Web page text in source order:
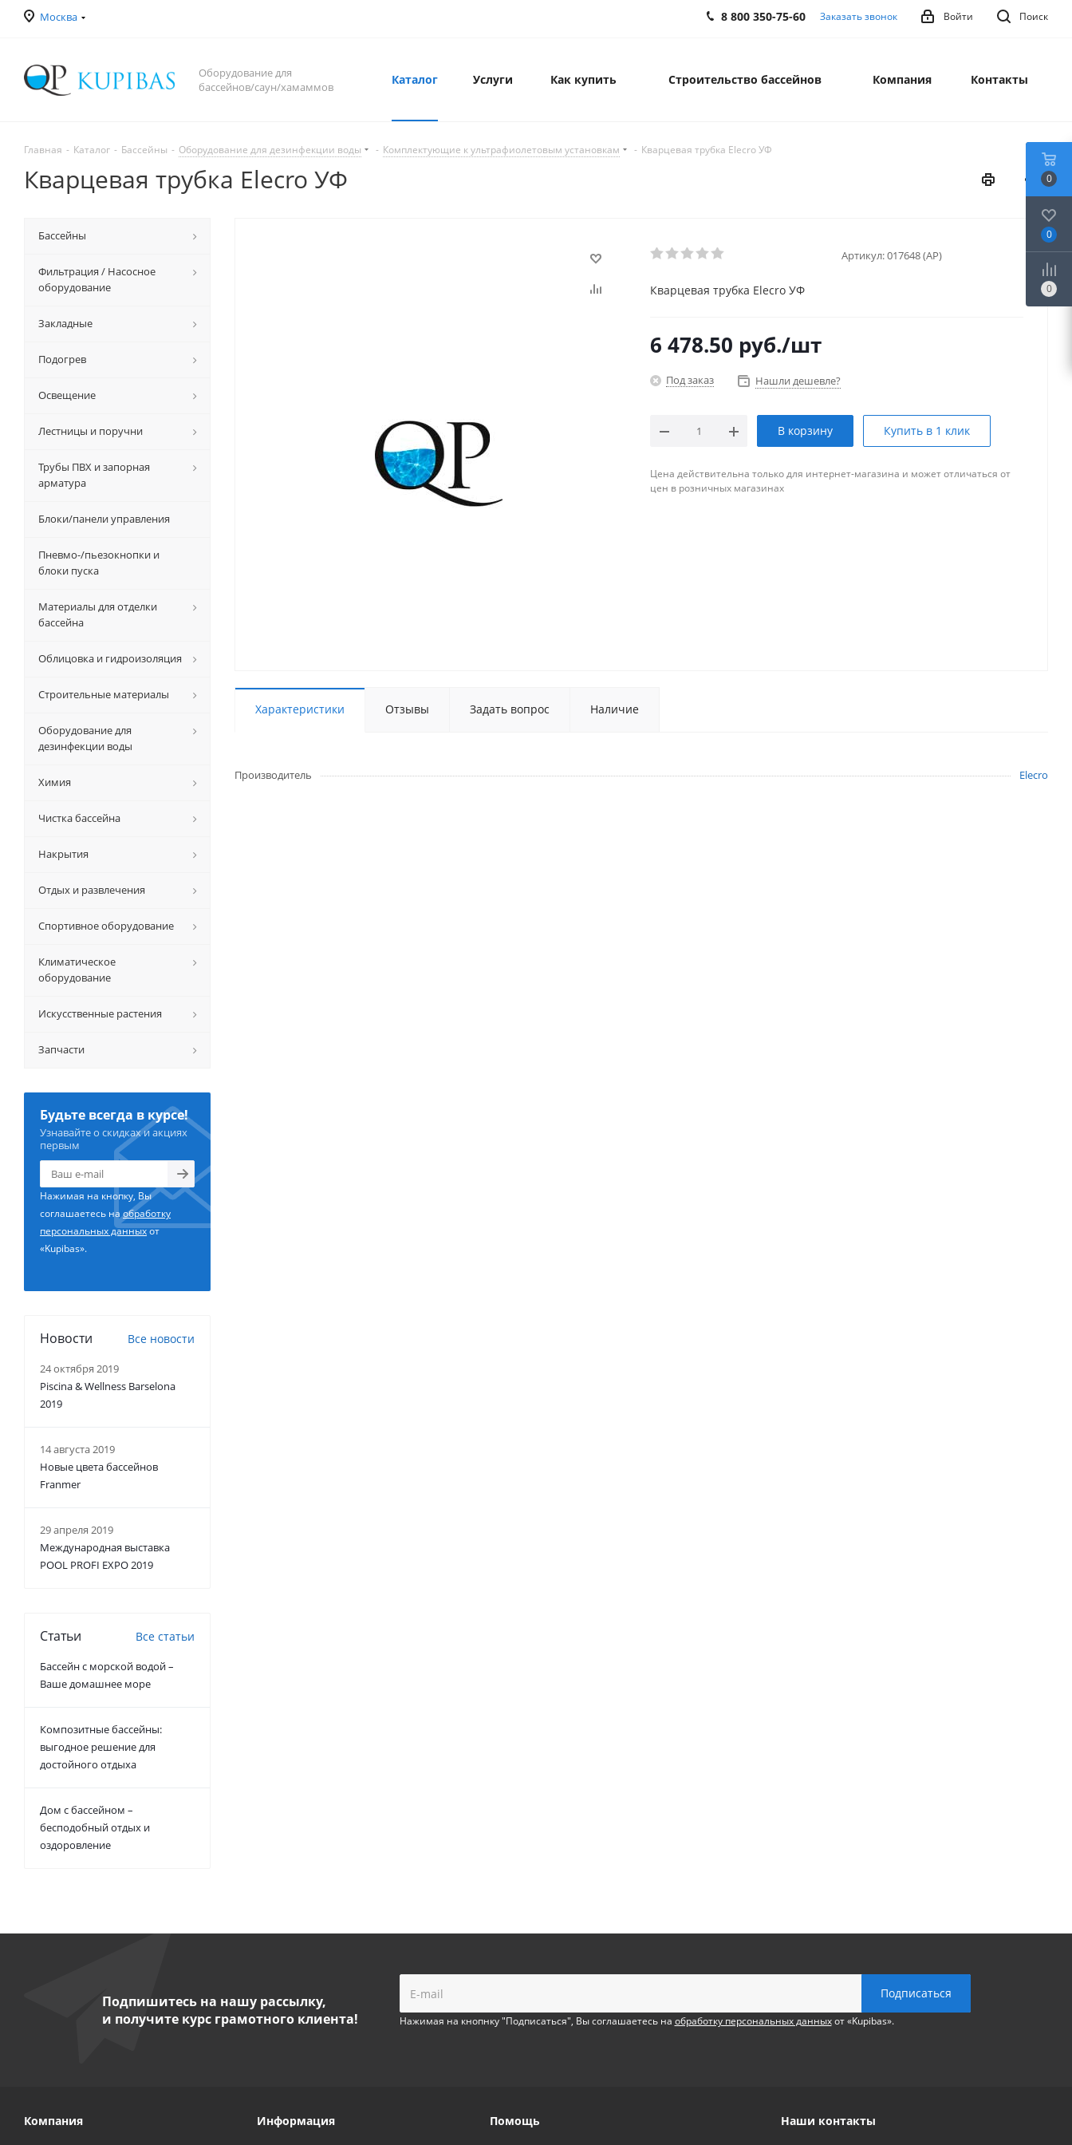
Москва Поиск
Войти
8 800 350-75-60 Заказать звонок
Оборудование для
бассейнов/саун/хамаммов
Каталог Услуги Как купить Строительство бассейнов Компания Контакты
Главная - Каталог - Бассейны - Оборудование для дезинфекции воды - Комплектующие к ультрафиолетовым установкам - Кварцевая трубка Elecro УФ
Кварцевая трубка Elecro УФ
Артикул:017648 (AP)
Кварцевая трубка Elecro УФ
6 478.50 руб./шт
Под заказ Нашли дешевле?
В корзину Купить в 1 клик
Цена действительна только для интернет-магазина и может отличаться от
цен в розничных магазинах
Характеристики Отзывы Задать вопрос Наличие
Производитель Elecro
Бассейны
Фильтрация / Насосное
оборудование
Закладные
Подогрев
Освещение
Лестницы и поручни
Трубы ПВХ и запорная
арматура
Блоки/панели управления
Пневмо-/пьезокнопки и
блоки пуска
Материалы для отделки
бассейна
Облицовка и гидроизоляция
Строительные материалы
Оборудование для
дезинфекции воды
Химия
Чистка бассейна
Накрытия
Отдых и развлечения
Спортивное оборудование
Климатическое
оборудование
Искусственные растения
Запчасти
Будьте всегда в курсе!
Узнавайте о скидках и акциях
первым
Нажимая на кнопку, Вы
соглашаетесь наобработку
персональных данныхот
«Kupibas».
Новости Все новости
24 октября 2019
Piscina & Wellness Barselona
2019
14 августа 2019
Новые цвета бассейнов
Franmer
29 апреля 2019
Международная выставка
POOL PROFI EXPO 2019
Статьи Все статьи
Бассейн с морской водой –
Ваше домашнее море
Композитные бассейны:
выгодное решение для
достойного отдыха
Дом с бассейном –
бесподобный отдых и
оздоровление
Подпишитесь на нашу рассылку,
и получите курс грамотного клиента!
Нажимая на кнопнку "Подписаться", Вы соглашаетесь на обработку персональных данныхот «Kupibas».
Компания Информация Помощь Наши контакты
0
0
0